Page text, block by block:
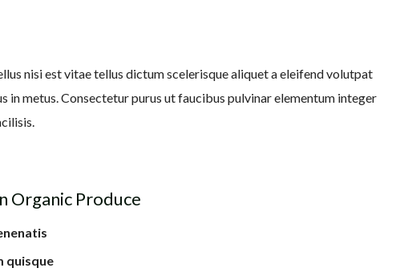
nisi est vitae tellus dictum scelerisque aliquet a eleifend volutpat
metus. Consectetur purus ut faucibus pulvinar elementum integer
Organic Produce
quisque